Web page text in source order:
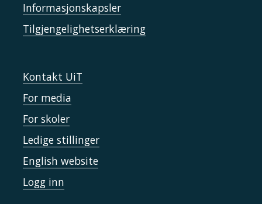
Informasjonskapsler
Tilgjengelighetserklæring
Kontakt UiT
For media
For skoler
Ledige stillinger
English website
Logg inn